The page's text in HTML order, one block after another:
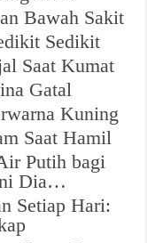
Bawah Sakit
Sedikit
Saat Kumat
Gatal
Kuning
Saat Hamil
Putih bagi
Dia…
Setiap Hari: